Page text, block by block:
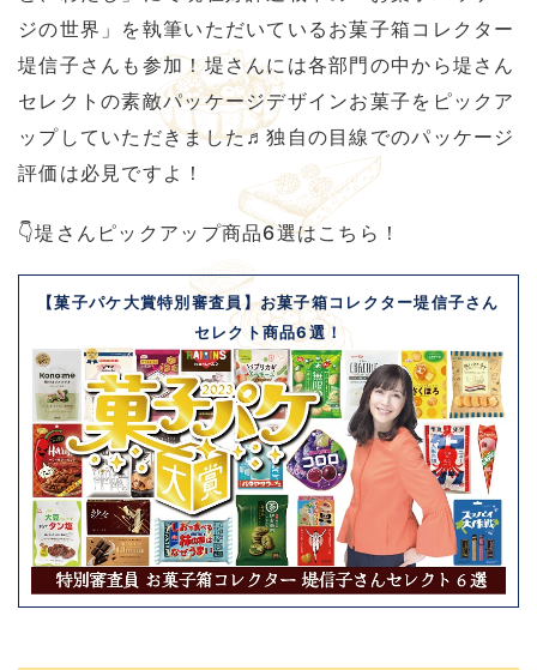
ジの世界」を執筆いただいているお菓子箱コレクター
堤信子さんも参加！堤さんには各部門の中から堤さん
セレクトの素敵パッケージデザインお菓子をピックア
ップしていただきました♬独自の目線でのパッケージ
評価は必見ですよ！
👇堤さんピックアップ商品6選はこちら！
【菓子パケ大賞特別審査員】お菓子箱コレクター堤信子さん
セレクト商品6選！